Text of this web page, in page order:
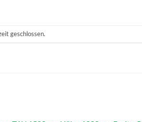
geschlossen.